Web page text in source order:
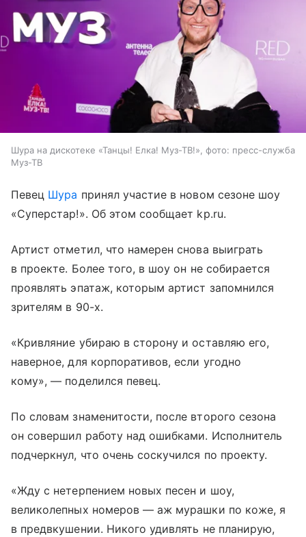
Шура на дискотеке «Танцы! Елка! Муз-ТВ!», фото: пресс-служба
Муз-ТВ
Певец Шура принял участие в новом сезоне шоу
«Суперстар!». Об этом сообщает kp.ru.
Артист отметил, что намерен снова выиграть
в проекте. Более того, в шоу он не собирается
проявлять эпатаж, которым артист запомнился
зрителям в 90-х.
«Кривляние убираю в сторону и оставляю его,
наверное, для корпоративов, если угодно
кому», — поделился певец.
По словам знаменитости, после второго сезона
он совершил работу над ошибками. Исполнитель
подчеркнул, что очень соскучился по проекту.
«Жду с нетерпением новых песен и шоу,
великолепных номеров — аж мурашки по коже, я
в предвкушении. Никого удивлять не планирую,